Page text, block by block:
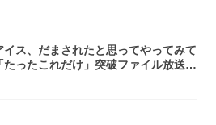
イス、だまされたと思ってやってみて
「たったこれだけ」突破ファイル放送で